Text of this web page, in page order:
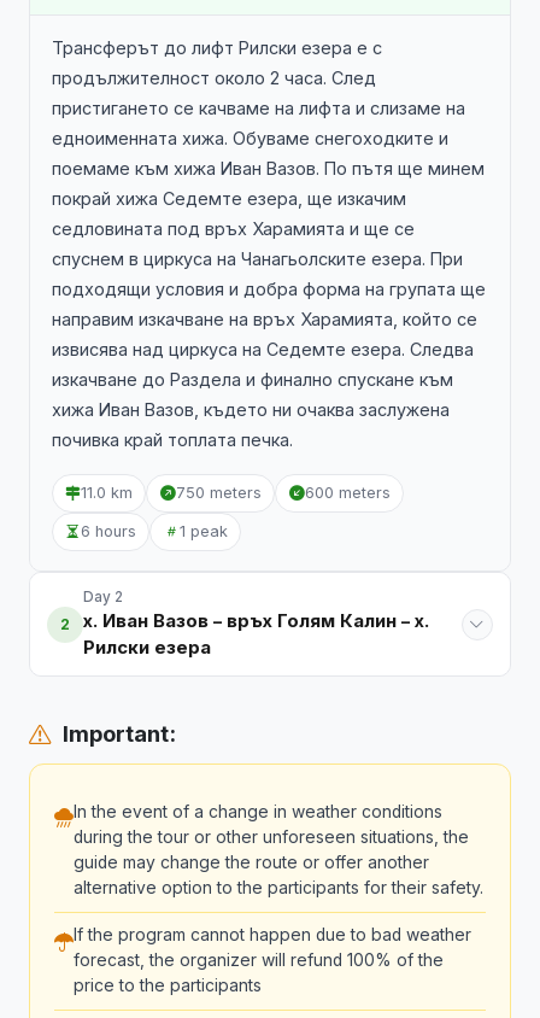
Трансферът до лифт Рилски езера е с
продължителност около 2 часа. След
пристигането се качваме на лифта и слизаме на
едноименната хижа. Обуваме снегоходките и
поемаме към хижа Иван Вазов. По пътя ще минем
покрай хижа Седемте езера, ще изкачим
седловината под връх Харамията и ще се
спуснем в циркуса на Чанагьолските езера. При
подходящи условия и добра форма на групата ще
направим изкачване на връх Харамията, който се
извисява над циркуса на Седемте езера. Следва
изкачване до Раздела и финално спускане към
хижа Иван Вазов, където ни очаква заслужена
почивка край топлата печка.
11.0 km 750 meters 600 meters
6 hours 1 peak
2
Day 2
х. Иван Вазов – връх Голям Калин – х.
Рилски езера
Important:
In the event of a change in weather conditions
during the tour or other unforeseen situations, the
guide may change the route or offer another
alternative option to the participants for their safety.
If the program cannot happen due to bad weather
forecast, the organizer will refund 100% of the
price to the participants